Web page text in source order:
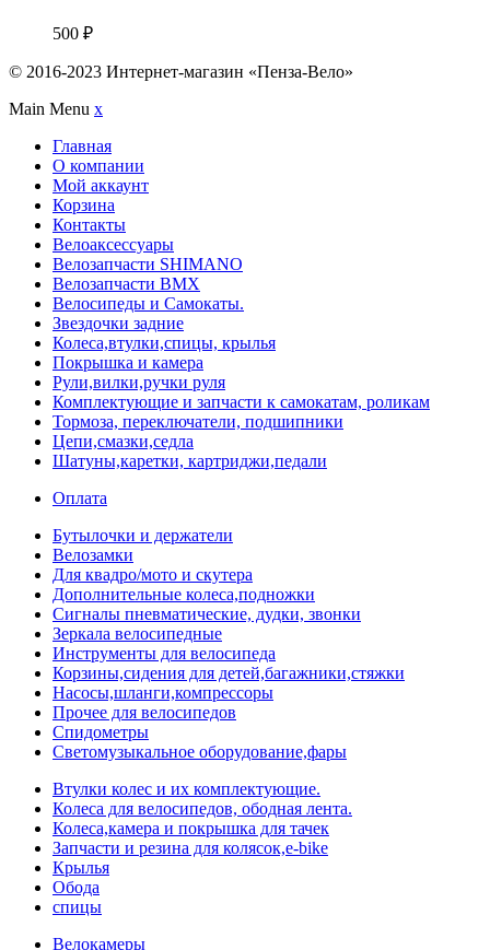
500 ₽
© 2016-2023 Интернет-магазин «Пенза-Вело»
Main Menu x
Главная
О компании
Мой аккаунт
Корзина
Контакты
Велоаксессуары
Велозапчасти SHIMANO
Велозапчасти BMX
Велосипеды и Самокаты.
Звездочки задние
Колеса,втулки,спицы, крылья
Покрышка и камера
Рули,вилки,ручки руля
Комплектующие и запчасти к самокатам, роликам
Тормоза, переключатели, подшипники
Цепи,смазки,седла
Шатуны,каретки, картриджи,педали
Оплата
Бутылочки и держатели
Велозамки
Для квадро/мото и скутера
Дополнительные колеса,подножки
Сигналы пневматические, дудки, звонки
Зеркала велосипедные
Инструменты для велосипеда
Корзины,сидения для детей,багажники,стяжки
Насосы,шланги,компрессоры
Прочее для велосипедов
Спидометры
Светомузыкальное оборудование,фары
Втулки колес и их комплектующие.
Колеса для велосипедов, ободная лента.
Колеса,камера и покрышка для тачек
Запчасти и резина для колясок,e-bike
Крылья
Обода
спицы
Велокамеры